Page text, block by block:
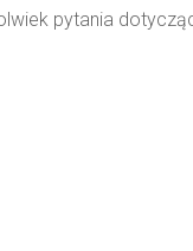
pytania